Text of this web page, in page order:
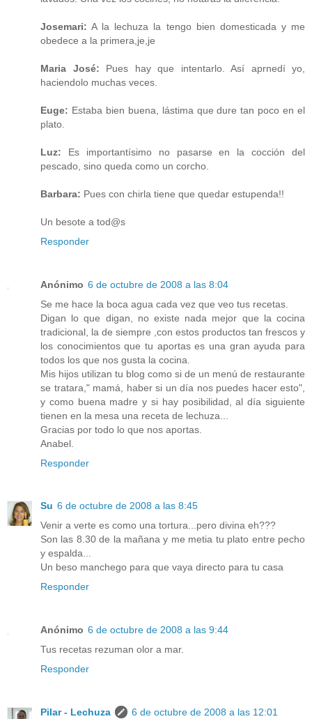
Josemari: A la lechuza la tengo bien domesticada y me
obedece a la primera,je,je
Maria José: Pues hay que intentarlo. Así aprnedí yo,
haciendolo muchas veces.
Euge: Estaba bien buena, lástima que dure tan poco en el
plato.
Luz: Es importantísimo no pasarse en la cocción del
pescado, sino queda como un corcho.
Barbara: Pues con chirla tiene que quedar estupenda!!
Un besote a tod@s
Responder
Anónimo 6 de octubre de 2008 a las 8:04
Se me hace la boca agua cada vez que veo tus recetas.
Digan lo que digan, no existe nada mejor que la cocina
tradicional, la de siempre ,con estos productos tan frescos y
los conocimientos que tu aportas es una gran ayuda para
todos los que nos gusta la cocina.
Mis hijos utilizan tu blog como si de un menú de restaurante
se tratara," mamá, haber si un día nos puedes hacer esto",
y como buena madre y si hay posibilidad, al día siguiente
tienen en la mesa una receta de lechuza...
Gracias por todo lo que nos aportas.
Anabel.
Responder
Su 6 de octubre de 2008 a las 8:45
Venir a verte es como una tortura...pero divina eh???
Son las 8.30 de la mañana y me metia tu plato entre pecho
y espalda...
Un beso manchego para que vaya directo para tu casa
Responder
Anónimo 6 de octubre de 2008 a las 9:44
Tus recetas rezuman olor a mar.
Responder
Pilar - Lechuza
6 de octubre de 2008 a las 12:01